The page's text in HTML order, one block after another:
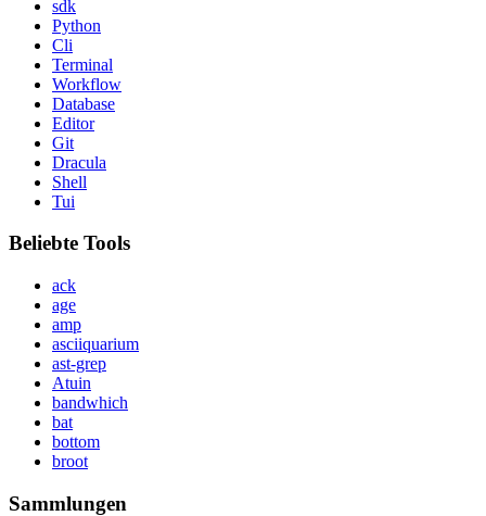
sdk
Python
Cli
Terminal
Workflow
Database
Editor
Git
Dracula
Shell
Tui
Beliebte Tools
ack
age
amp
asciiquarium
ast-grep
Atuin
bandwhich
bat
bottom
broot
Sammlungen